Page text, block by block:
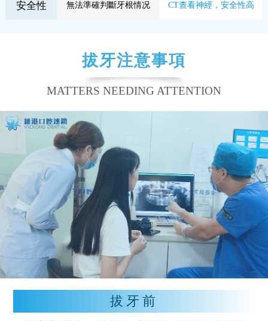
安全性 無法準確判斷牙根情况 CT查看神經，安全性高
拔牙注意事項
MATTERS NEEDING ATTENTION
拔牙前